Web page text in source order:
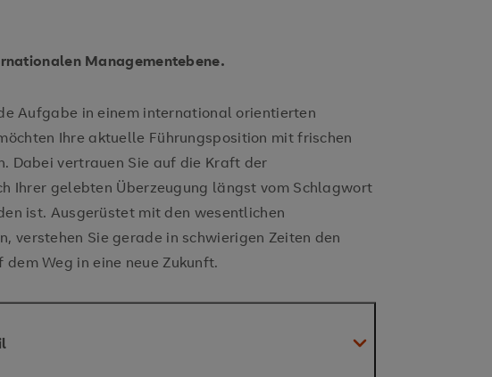
Managementebene.
Aufgabe in einem international orientierten
Ihre aktuelle Führungsposition mit frischen
Dabei vertrauen Sie auf die Kraft der
Ihrer gelebten Überzeugung längst vom Schlagwort
ist. Ausgerüstet mit den wesentlichen
verstehen Sie gerade in schwierigen Zeiten den
Weg in eine neue Zukunft.